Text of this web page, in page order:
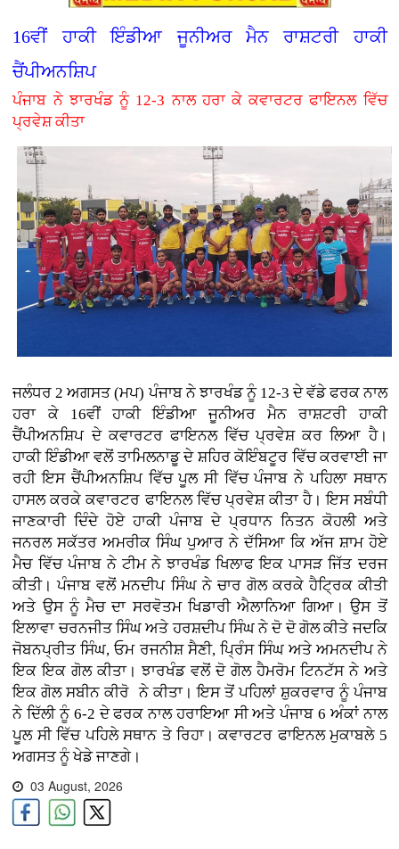
16ਵੀਂ ਹਾਕੀ ਇੰਡੀਆ ਜੂਨੀਅਰ ਮੈਨ ਰਾਸ਼ਟਰੀ ਹਾਕੀ
ਚੈਂਪੀਅਨਸ਼ਿਪ
ਪੰਜਾਬ ਨੇ ਝਾਰਖੰਡ ਨੂੰ 12-3 ਨਾਲ ਹਰਾ ਕੇ ਕਵਾਰਟਰ ਫਾਇਨਲ ਵਿੱਚ
ਪ੍ਰਵੇਸ਼ ਕੀਤਾ
ਜਲੰਧਰ 2 ਅਗਸਤ (ਮਪ) ਪੰਜਾਬ ਨੇ ਝਾਰਖੰਡ ਨੂੰ 12-3 ਦੇ ਵੱਡੇ ਫਰਕ ਨਾਲ
ਹਰਾ ਕੇ 16ਵੀਂ ਹਾਕੀ ਇੰਡੀਆ ਜੂਨੀਅਰ ਮੈਨ ਰਾਸ਼ਟਰੀ ਹਾਕੀ
ਚੈਂਪੀਅਨਸ਼ਿਪ ਦੇ ਕਵਾਰਟਰ ਫਾਇਨਲ ਵਿੱਚ ਪ੍ਰਵੇਸ਼ ਕਰ ਲਿਆ ਹੈ।
ਹਾਕੀ ਇੰਡੀਆ ਵਲੋਂ ਤਾਮਿਲਨਾਡੂ ਦੇ ਸ਼ਹਿਰ ਕੋਇੰਬਟੂਰ ਵਿੱਚ ਕਰਵਾਈ ਜਾ
ਰਹੀ ਇਸ ਚੈਂਪੀਅਨਸ਼ਿਪ ਵਿੱਚ ਪੂਲ ਸੀ ਵਿੱਚ ਪੰਜਾਬ ਨੇ ਪਹਿਲਾ ਸਥਾਨ
ਹਾਸਲ ਕਰਕੇ ਕਵਾਰਟਰ ਫਾਇਨਲ ਵਿੱਚ ਪ੍ਰਵੇਸ਼ ਕੀਤਾ ਹੈ। ਇਸ ਸਬੰਧੀ
ਜਾਣਕਾਰੀ ਦਿੰਦੇ ਹੋਏ ਹਾਕੀ ਪੰਜਾਬ ਦੇ ਪ੍ਰਧਾਨ ਨਿਤਨ ਕੋਹਲੀ ਅਤੇ
ਜਨਰਲ ਸਕੱਤਰ ਅਮਰੀਕ ਸਿੰਘ ਪੁਆਰ ਨੇ ਦੱਸਿਆ ਕਿ ਅੱਜ ਸ਼ਾਮ ਹੋਏ
ਮੈਚ ਵਿੱਚ ਪੰਜਾਬ ਨੇ ਟੀਮ ਨੇ ਝਾਰਖੰਡ ਖਿਲਾਫ ਇਕ ਪਾਸੜ ਜਿੱਤ ਦਰਜ
ਕੀਤੀ। ਪੰਜਾਬ ਵਲੋਂ ਮਨਦੀਪ ਸਿੰਘ ਨੇ ਚਾਰ ਗੋਲ ਕਰਕੇ ਹੈਟ੍ਰਿਕ ਕੀਤੀ
ਅਤੇ ਉਸ ਨੂੰ ਮੈਚ ਦਾ ਸਰਵੋਤਮ ਖਿਡਾਰੀ ਐਲਾਨਿਆ ਗਿਆ। ਉਸ ਤੋਂ
ਇਲਾਵਾ ਚਰਨਜੀਤ ਸਿੰਘ ਅਤੇ ਹਰਸ਼ਦੀਪ ਸਿੰਘ ਨੇ ਦੋ ਦੋ ਗੋਲ ਕੀਤੇ ਜਦਕਿ
ਜੋਬਨਪ੍ਰੀਤ ਸਿੰਘ, ਓਮ ਰਜਨੀਸ਼ ਸੈਣੀ, ਪ੍ਰਿੰਸ ਸਿੰਘ ਅਤੇ ਅਮਨਦੀਪ ਨੇ
ਇਕ ਇਕ ਗੋਲ ਕੀਤਾ। ਝਾਰਖੰਡ ਵਲੋਂ ਦੋ ਗੋਲ ਹੈਮਰੋਮ ਟਿਨਟੱਸ ਨੇ ਅਤੇ
ਇਕ ਗੋਲ ਸਬੀਨ ਕੀਰੋ ਨੇ ਕੀਤਾ। ਇਸ ਤੋਂ ਪਹਿਲਾਂ ਸ਼ੁਕਰਵਾਰ ਨੂੰ ਪੰਜਾਬ
ਨੇ ਦਿੱਲੀ ਨੂੰ 6-2 ਦੇ ਫਰਕ ਨਾਲ ਹਰਾਇਆ ਸੀ ਅਤੇ ਪੰਜਾਬ 6 ਅੰਕਾਂ ਨਾਲ
ਪੂਲ ਸੀ ਵਿੱਚ ਪਹਿਲੇ ਸਥਾਨ ਤੇ ਰਿਹਾ। ਕਵਾਰਟਰ ਫਾਇਨਲ ਮੁਕਾਬਲੇ 5
ਅਗਸਤ ਨੂੰ ਖੇਡੇ ਜਾਣਗੇ।
03 August, 2026